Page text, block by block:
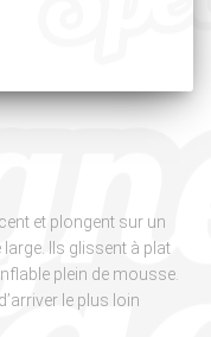
et plongent sur un
Ils glissent à plat
plein de mousse.
le plus loin